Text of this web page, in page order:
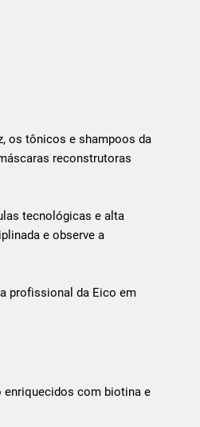
os tônicos e shampoos da
reconstrutoras
tecnológicas e alta
e observe a
profissional da Eico em
enriquecidos com biotina e